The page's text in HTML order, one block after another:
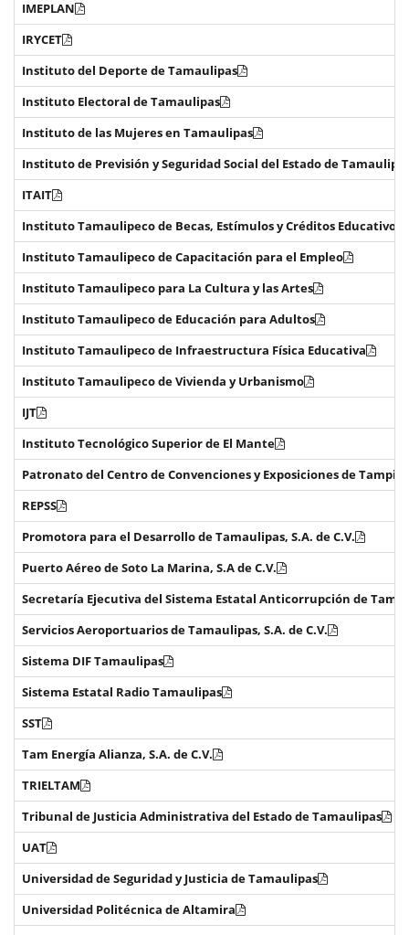
IMEPLAN
IRYCET
Instituto del Deporte de Tamaulipas
Instituto Electoral de Tamaulipas
Instituto de las Mujeres en Tamaulipas
Instituto de Previsión y Seguridad Social del Estado de
ITAIT
Instituto Tamaulipeco de Becas, Estímulos y Créditos Educativos
Instituto Tamaulipeco de Capacitación para el Empleo
Instituto Tamaulipeco para La Cultura y las Artes
Instituto Tamaulipeco de Educación para Adultos
Instituto Tamaulipeco de Infraestructura Física Educativa
Instituto Tamaulipeco de Vivienda y Urbanismo
IJT
Instituto Tecnológico Superior de El Mante
Patronato del Centro de Convenciones y Exposiciones de
REPSS
Promotora para el Desarrollo de Tamaulipas, S.A. de C.V.
Puerto Aéreo de Soto La Marina, S.A de C.V.
Secretaría Ejecutiva del Sistema Estatal Anticorrupción de
Servicios Aeroportuarios de Tamaulipas, S.A. de C.V.
Sistema DIF Tamaulipas
Sistema Estatal Radio Tamaulipas
SST
Tam Energía Alianza, S.A. de C.V.
TRIELTAM
Tribunal de Justicia Administrativa del Estado de Tamaulipas
UAT
Universidad de Seguridad y Justicia de Tamaulipas
Universidad Politécnica de Altamira